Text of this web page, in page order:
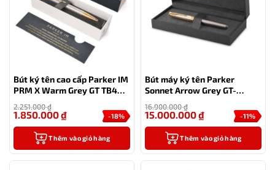
Bút ký tên cao cấp Parker IM
PRM X Warm Grey GT TB4
2.251.000₫
-18%
1.850.000₫
Thêm vào giỏ hàng
Bút máy ký tên Parker
Sonnet Arrow Grey GT-
16.900.000₫
-11%
15.000.000₫
Thêm vào giỏ hàng